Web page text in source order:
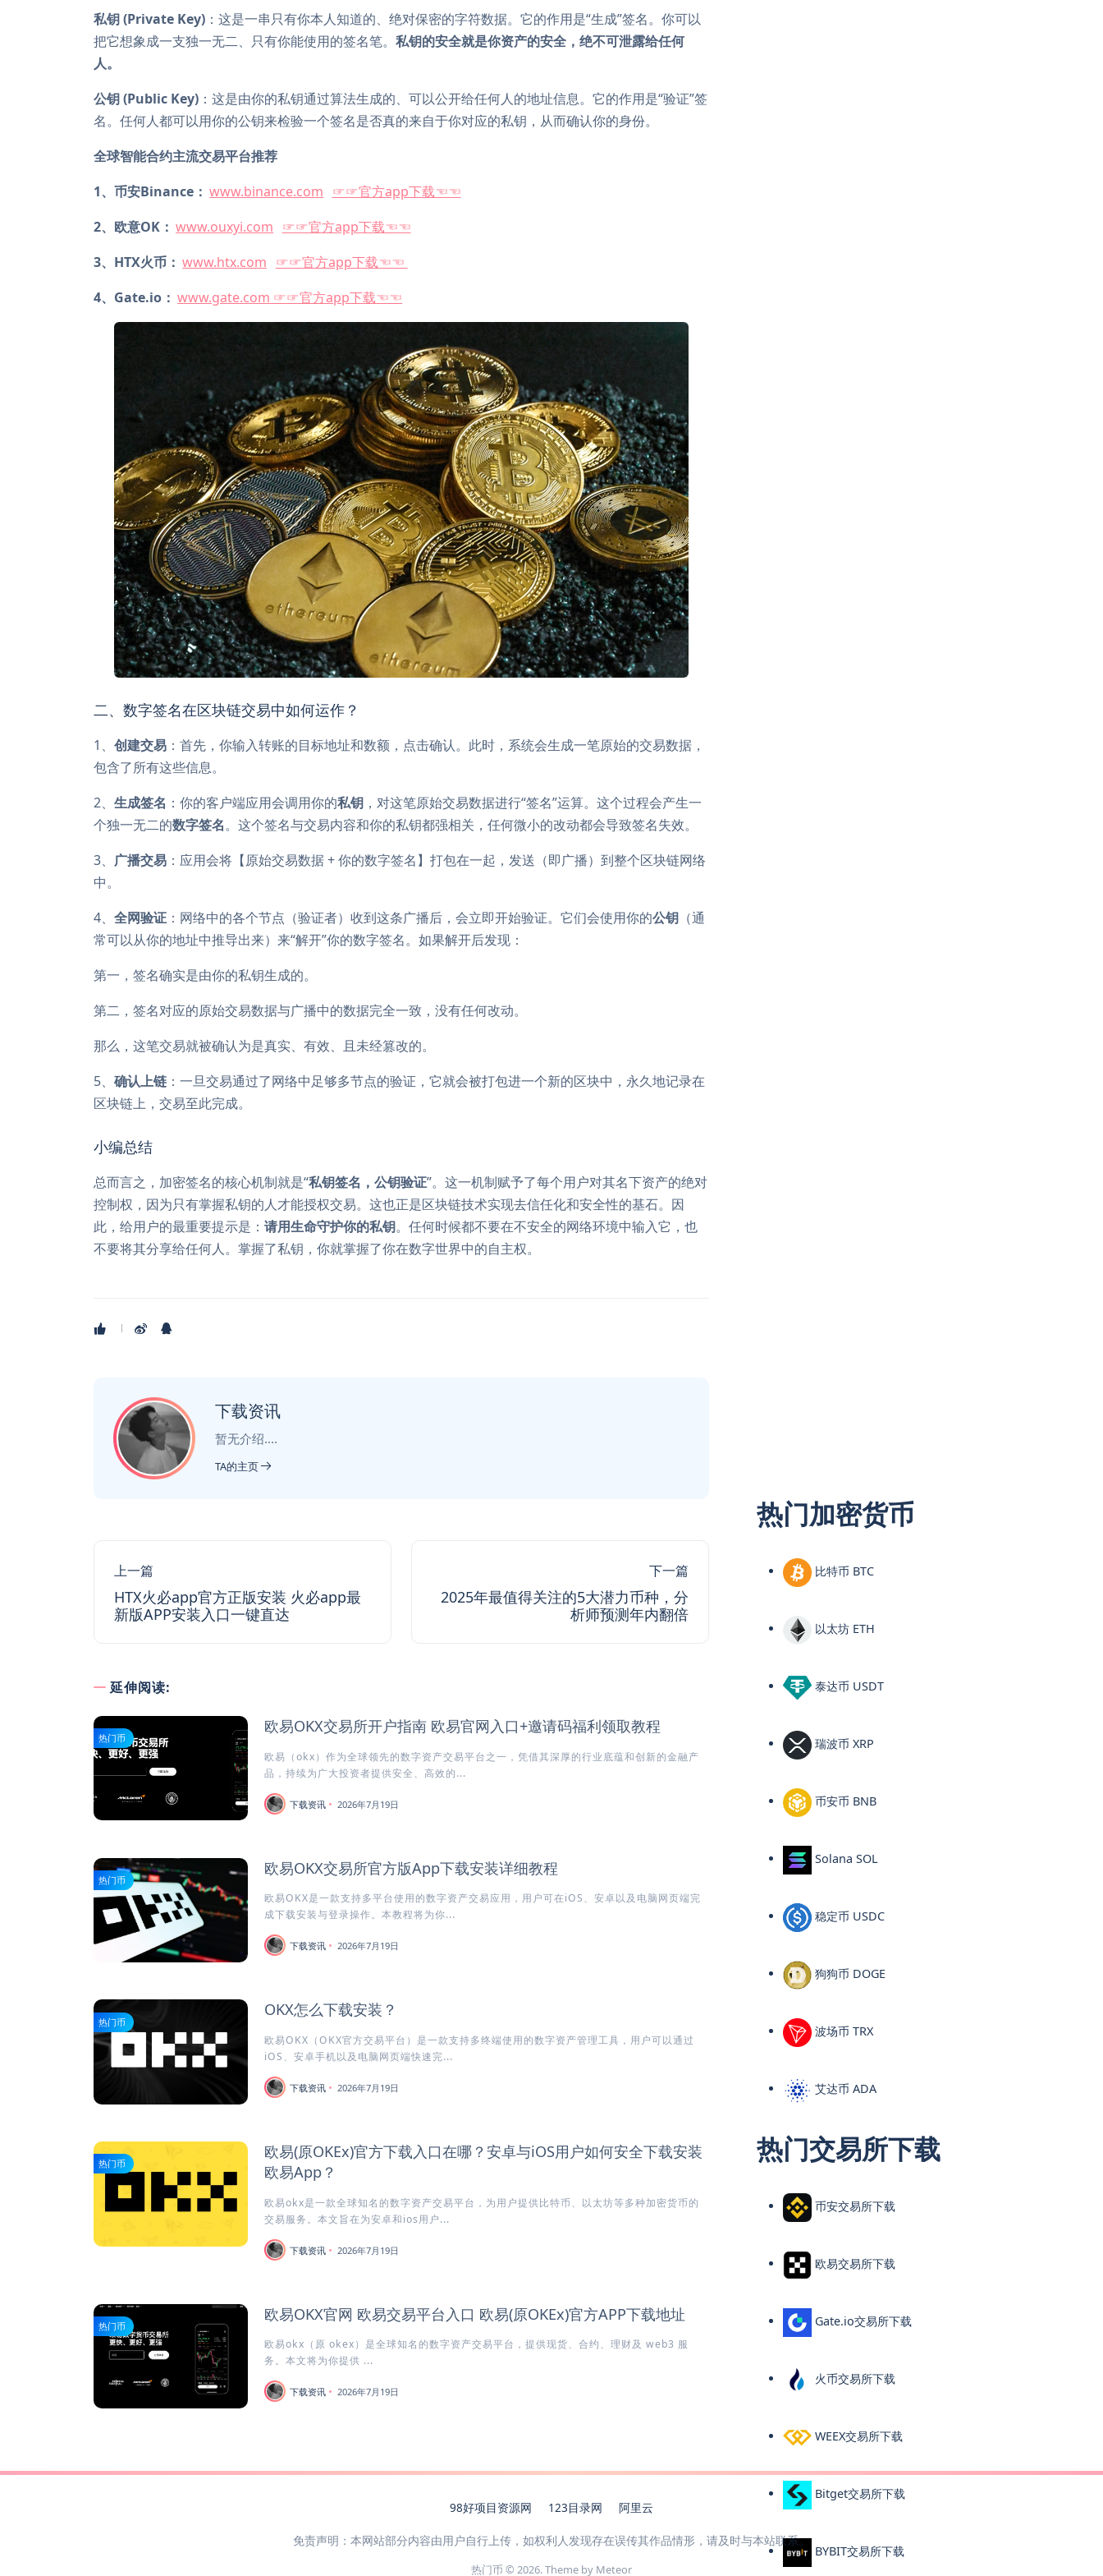
私钥 (Private Key) ：这是一串只有你本人知道的、绝对保密的字符数据。它的作用是“生成”签名。你可以
把它想象成一支独一无二、只有你能使用的签名笔。 私钥的安全就是你资产的安全，绝不可泄露给任何
人。
公钥 (Public Key) ：这是由你的私钥通过算法生成的、可以公开给任何人的地址信息。它的作用是“验证”签
名。任何人都可以用你的公钥来检验一个签名是否真的来自于你对应的私钥，从而确认你的身份。
全球智能合约主流交易平台推荐
1、币安Binance： www.binance.com ☞☞官方app下载☜☜
2、欧意OK： www.ouxyi.com ☞☞官方app下载☜☜
3、HTX火币： www.htx.com ☞☞官方app下载☜☜
4、Gate.io： www.gate.com ☞☞官方app下载☜☜
二、数字签名在区块链交易中如何运作？
1、 创建交易 ：首先，你输入转账的目标地址和数额，点击确认。此时，系统会生成一笔原始的交易数据，
包含了所有这些信息。
2、 生成签名 ：你的客户端应用会调用你的私钥 ，对这笔原始交易数据进行“签名”运算。这个过程会产生一
个独一无二的数字签名。这个签名与交易内容和你的私钥都强相关，任何微小的改动都会导致签名失效。
3、 广播交易 ：应用会将【原始交易数据 + 你的数字签名】打包在一起，发送（即广播）到整个区块链网络
中。
4、 全网验证 ：网络中的各个节点（验证者）收到这条广播后，会立即开始验证。它们会使用你的公钥 （通
常可以从你的地址中推导出来）来“解开”你的数字签名。如果解开后发现：
第一，签名确实是由你的私钥生成的。
第二，签名对应的原始交易数据与广播中的数据完全一致，没有任何改动。
那么，这笔交易就被确认为是真实、有效、且未经篡改的。
5、 确认上链 ：一旦交易通过了网络中足够多节点的验证，它就会被打包进一个新的区块中，永久地记录在
区块链上，交易至此完成。
小编总结
总而言之，加密签名的核心机制就是“私钥签名，公钥验证”。这一机制赋予了每个用户对其名下资产的绝对
控制权，因为只有掌握私钥的人才能授权交易。这也正是区块链技术实现去信任化和安全性的基石。因
此，给用户的最重要提示是： 请用生命守护你的私钥。任何时候都不要在不安全的网络环境中输入它，也
不要将其分享给任何人。掌握了私钥，你就掌握了你在数字世界中的自主权。
下载资讯
暂无介绍....
TA的主页
上一篇
HTX火必app官方正版安装 火必app最
新版APP安装入口一键直达
下一篇
2025年最值得关注的5大潜力币种，分
析师预测年内翻倍
延伸阅读:
热门币
欧易OKX交易所开户指南 欧易官网入口+邀请码福利领取教程
欧易（okx）作为全球领先的数字资产交易平台之一，凭借其深厚的行业底蕴和创新的金融产
品，持续为广大投资者提供安全、高效的...
下载资讯 2026年7月19日
热门币
欧易OKX交易所官方版App下载安装详细教程
欧易OKX是一款支持多平台使用的数字资产交易应用，用户可在iOS、安卓以及电脑网页端完
成下载安装与登录操作。本教程将为你...
下载资讯 2026年7月19日
热门币
OKX怎么下载安装？
欧易OKX（OKX官方交易平台）是一款支持多终端使用的数字资产管理工具，用户可以通过
iOS、安卓手机以及电脑网页端快速完...
下载资讯 2026年7月19日
热门币
欧易(原OKEx)官方下载入口在哪？安卓与iOS用户如何安全下载安装
欧易App？
欧易okx是一款全球知名的数字资产交易平台，为用户提供比特币、以太坊等多种加密货币的
交易服务。本文旨在为安卓和ios用户...
下载资讯 2026年7月19日
热门币
欧易OKX官网 欧易交易平台入口 欧易(原OKEx)官方APP下载地址
欧易okx（原 okex）是全球知名的数字资产交易平台，提供现货、合约、理财及 web3 服
务。本文将为你提供 ...
下载资讯 2026年7月19日
热门加密货币
比特币 BTC
以太坊 ETH
泰达币 USDT
瑞波币 XRP
币安币 BNB
Solana SOL
稳定币 USDC
狗狗币 DOGE
波场币 TRX
艾达币 ADA
热门交易所下载
币安交易所下载
欧易交易所下载
Gate.io交易所下载
火币交易所下载
WEEX交易所下载
Bitget交易所下载
BYBIT交易所下载
98好项目资源网 123目录网 阿里云
免责声明：本网站部分内容由用户自行上传，如权利人发现存在误传其作品情形，请及时与本站联系。
热门币 © 2026. Theme by Meteor